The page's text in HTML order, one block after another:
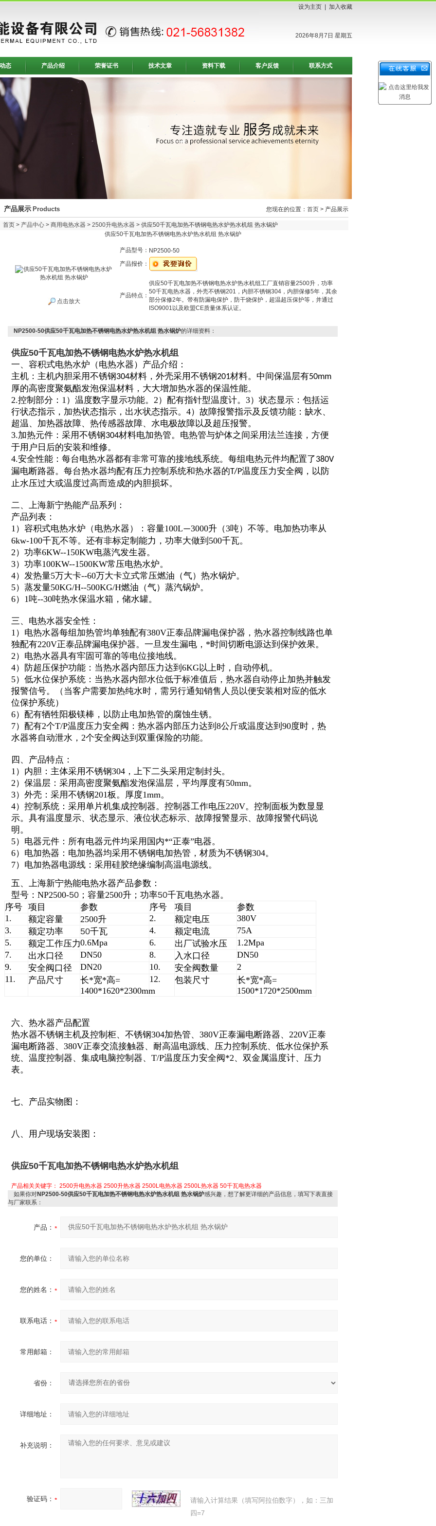
设为主页 加入收藏
2026年8月7日 星期五
态 产品介绍 荣誉证书 技术文章 资料下载 客户反馈 联系方式
产品展示 Products 您现在的位置： 首页 > 产品展示
首页 > 产品中心 > 商用电热水器 > 2500升电热水器 > 供应50千瓦电加热不锈钢电热水炉热水机组 热水锅炉
供应50千瓦电加热不锈钢电热水炉热水机组 热水锅炉
点击放大
产品型号： NP2500-50
产品报价：
产品特点：
供应50千瓦电加热不锈钢电热水炉热水机组工厂直销容量2500升，功率
50千瓦电热水器，外壳不锈钢201，内胆不锈钢304，内胆保修5年，其余
部分保修2年。带有防漏电保护，防干烧保护，超温超压保护等，并通过
ISO9001以及欧盟CE质量体系认证。
NP2500-50供应50千瓦电加热不锈钢电热水炉热水机组 热水锅炉的详细资料：
供应50千瓦电加热不锈钢电热水炉热水机组
一、容积式电热水炉（电热水器）产品介绍：
主机：主机内胆采用不锈钢304材料，外壳采用不锈钢201材料。中间保温层有50mm
厚的高密度聚氨酯发泡保温材料，大大增加热水器的保温性能。
2.控制部分：1）温度数字显示功能。2）配有指针型温度计。3）状态显示：包括运
行状态指示，加热状态指示，出水状态指示。4）故障报警指示及反馈功能：缺水、
超温、加热器故障、热传感器故障、水电极故障以及超压报警。
3.加热元件：采用不锈钢304材料电加热管。电热管与炉体之间采用法兰连接，方便
于用户日后的安装和维修。
4.安全性能：每台电热水器都有非常可靠的接地线系统。每组电热元件均配置了380V
漏电断路器。每台热水器均配有压力控制系统和热水器的T/P温度压力安全阀，以防
止水压过大或温度过高而造成的内胆损坏。
二、上海新宁热能产品系列：
产品列表：
1）容积式电热水炉（电热水器）：容量100L—3000升（3吨）不等。电加热功率从
6kw-100千瓦不等。还有非标定制能力，功率大做到500千瓦。
2）功率6KW--150KW电蒸汽发生器。
3）功率100KW--1500KW常压电热水炉。
4）发热量5万大卡--60万大卡立式常压燃油（气）热水锅炉。
5）蒸发量50KG/H--500KG/H燃油（气）蒸汽锅炉。
6）1吨--30吨热水保温水箱，储水罐。
三、电热水器安全性：
1）电热水器每组加热管均单独配有380V正泰品牌漏电保护器，热水器控制线路也单
独配有220V正泰品牌漏电保护器。一旦发生漏电，*时间切断电源达到保护效果。
2）电热水器具有牢固可靠的等电位接地线。
4）防超压保护功能：当热水器内部压力达到6KG以上时，自动停机。
5）低水位保护系统：当热水器内部水位低于标准值后，热水器自动停止加热并触发
报警信号。（当客户需要加热纯水时，需另行通知销售人员以便安装相对应的低水
位保护系统）
6）配有牺牲阳极镁棒，以防止电加热管的腐蚀生锈。
7）配有2个T/P温度压力安全阀：热水器内部压力达到8公斤或温度达到90度时，热
水器将自动泄水，2个安全阀达到双重保险的功能。
四、产品特点：
1）内胆：主体采用不锈钢304，上下二头采用定制封头。
2）保温层：采用高密度聚氨酯发泡保温层，平均厚度有50mm。
3）外壳：采用不锈钢201板。厚度1mm。
4）控制系统：采用单片机集成控制器。控制器工作电压220V。控制面板为数显显
示。具有温度显示、状态显示、液位状态标示、故障报警显示、故障报警代码说
明。
5）电器元件：所有电器元件均采用国内*“正泰”电器。
6）电加热器：电加热器均采用不锈钢电加热管，材质为不锈钢304。
7）电加热器电源线：采用硅胶绝缘编制高温电源线。
五、上海新宁热能电热水器产品参数：
型号：NP2500-50 ；容量2500升；功率50千瓦电热水器。
序号
项目 参数 序号 项目
参数
1.
额定容量 2500升 2. 额定电压
380V
3.
额定功率 50千瓦 4. 额定电流
75A
5.
额定工作压力0.6Mpa 6. 出厂试验水压
1.2Mpa
7.
出水口径 DN50 8. 入水口径
DN50
9.
安全阀口径 DN20 10. 安全阀数量
2
11.
产品尺寸
长*宽*高=
1400*1620*2300mm
12. 包装尺寸
长*宽*高=
1500*1720*2500mm
六、热水器产品配置
热水器不锈钢主机及控制柜、不锈钢304加热管、380V正泰漏电断路器、220V正泰
漏电断路器、380V正泰交流接触器、耐高温电源线、压力控制系统、低水位保护系
统、温度控制器、集成电脑控制器、T/P温度压力安全阀*2、双金属温度计、压力
表。
七、产品实物图：
八、用户现场安装图：
供应50千瓦电加热不锈钢电热水炉热水机组
产品相关关键字： 2500升电热水器 2500升热水器 2500L电热水器 2500L热水器 50千瓦电热水器
如果你对NP2500-50供应50千瓦电加热不锈钢电热水炉热水机组 热水锅炉感兴趣，想了解更详细的产品信息，填写下表直接
与厂家联系：
产品：
您的单位：
您的姓名：
联系电话：
常用邮箱：
省份：
详细地址：
补充说明：
验证码：
请输入计算结果（填写阿拉伯数字），如：三加
四=7